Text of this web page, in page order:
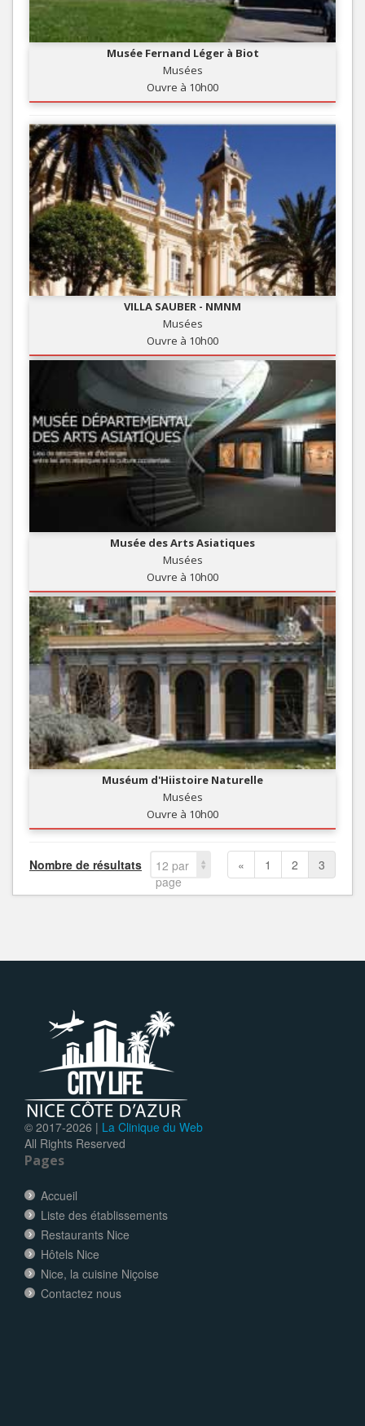
Musée Fernand Léger à Biot
Musées
Ouvre à 10h00
VILLA SAUBER - NMNM
Musées
Ouvre à 10h00
Musée des Arts Asiatiques
Musées
Ouvre à 10h00
Muséum d'Hiistoire Naturelle
Musées
Ouvre à 10h00
Nombre de résultats
12 par
page
« 1 2 3
© 2017-2026 | La Clinique du Web
All Rights Reserved
Pages
Accueil
Liste des établissements
Restaurants Nice
Hôtels Nice
Nice, la cuisine Niçoise
Contactez nous